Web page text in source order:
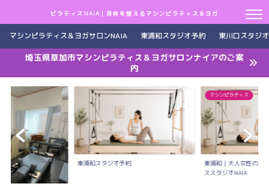
ピラティスNAIA｜身体を整えるマシンピラティス＆ヨガ
マシンピラティス＆ヨガサロンNAIA 東浦和スタジオ予約 東川口スタジ
埼玉県草加市マシンピラティス＆ヨガサロンナイアのご案
内
東浦和スタジオ予約
マシンピラティス
東浦和｜大人女性のた
ススタジオNAIA